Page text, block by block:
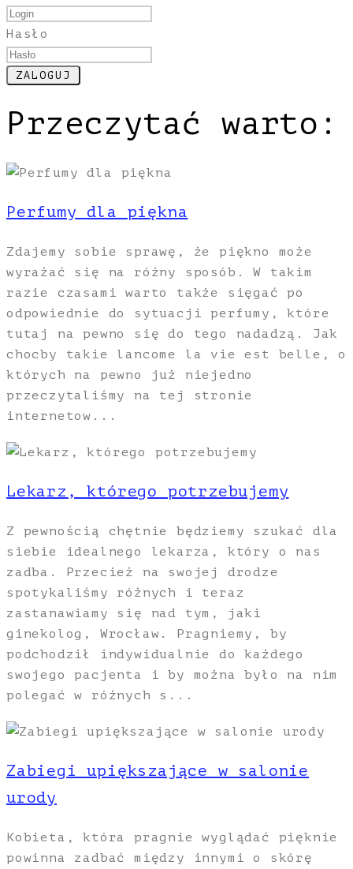
Hasło
Przeczytać warto:
Perfumy dla piękna
Zdajemy sobie sprawę, że piękno może
wyrażać się na różny sposób. W takim
razie czasami warto także sięgać po
odpowiednie do sytuacji perfumy, które
tutaj na pewno się do tego nadadzą. Jak
chocby takie lancome la vie est belle, o
których na pewno już niejedno
przeczytaliśmy na tej stronie
internetow...
Lekarz, którego potrzebujemy
Z pewnością chętnie będziemy szukać dla
siebie idealnego lekarza, który o nas
zadba. Przecież na swojej drodze
spotykaliśmy różnych i teraz
zastanawiamy się nad tym, jaki
ginekolog, Wrocław. Pragniemy, by
podchodził indywidualnie do każdego
swojego pacjenta i by można było na nim
polegać w różnych s...
Zabiegi upiększające w salonie
urody
Kobieta, która pragnie wyglądać pięknie
powinna zadbać między innymi o skórę